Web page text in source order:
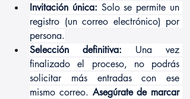
Invitación única: Solo se permite un
registro (un correo electrónico) por
persona.
Selección definitiva: Una vez
finalizado el proceso, no podrás
solicitar más entradas con ese
mismo correo. Asegúrate de marcar